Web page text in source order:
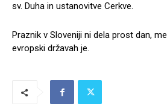
sv. Duha in ustanovitve Cerkve.
Praznik v Sloveniji ni dela prost dan,
evropski državah je.